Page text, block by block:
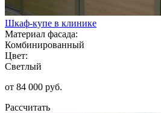
Шкаф-купе в клинике
Материал фасада:
Комбинированный
Цвет:
Светлый
от 84 000 руб.
Рассчитать